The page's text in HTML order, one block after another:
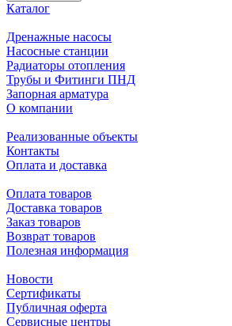
Каталог
Дренажные насосы
Насосные станции
Радиаторы отопления
Трубы и Фитинги ПНД
Запорная арматура
О компании
Реализованные объекты
Контакты
Оплата и доставка
Оплата товаров
Доставка товаров
Заказ товаров
Возврат товаров
Полезная информация
Новости
Сертификаты
Публичная оферта
Сервисные центры